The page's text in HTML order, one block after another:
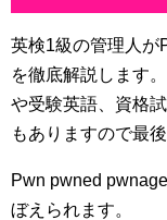
英検1級の管理人が
を徹底解説します
や受験英語、資格
もありますので最
Pwn pwned
ぼえられます。